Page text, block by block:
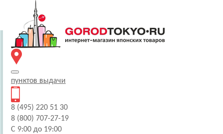
пунктов выдачи
8 (495) 220 51 30
8 (800) 707-27-19
С 9:00 до 19:00